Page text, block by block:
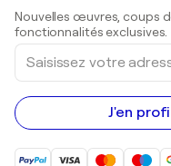
Peintures acryliques
Nouvelles œuvres, coups
fonctionnalités exclusives.
Saisissez
votre
adresse
e-
mail
J'en